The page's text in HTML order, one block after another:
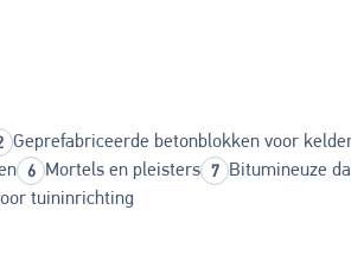
Geprefabriceerde betonblokken voor
Mortels en pleisters Bitumineuze
tuininrichting